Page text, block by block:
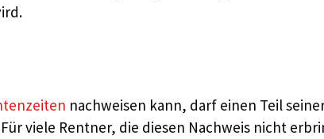
nachweisen kann, darf einen Teil
viele Rentner, die diesen Nachweis nicht